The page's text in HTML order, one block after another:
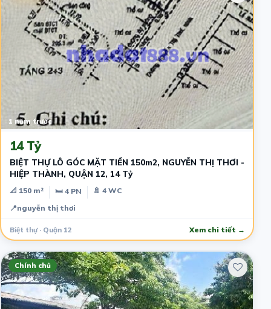
1 năm trước
14 Tỷ
BIỆT THỰ LÔ GÓC MẶT TIỀN 150m2, NGUYỄN THỊ THƠI -
HIỆP THÀNH, QUẬN 12, 14 Tỷ
📐 150 m² 🛏 4 PN
🚿 4 WC
📍nguyễn thị thơi
Biệt thự · Quận 12 Xem chi tiết →
Chính chủ